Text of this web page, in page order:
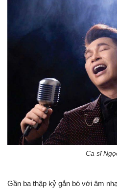
Ca sĩ
Gần ba thập kỷ gắn bó với âm